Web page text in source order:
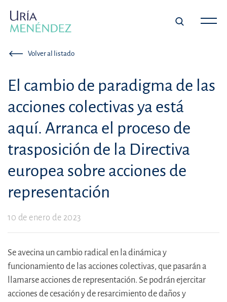
Volver al listado
El cambio de paradigma de las
acciones colectivas ya está
aquí. Arranca el proceso de
trasposición de la Directiva
europea sobre acciones de
representación
10 de enero de 2023
Se avecina un cambio radical en la dinámica y
funcionamiento de las acciones colectivas, que pasarán a
llamarse acciones de representación. Se podrán ejercitar
acciones de cesación y de resarcimiento de daños y